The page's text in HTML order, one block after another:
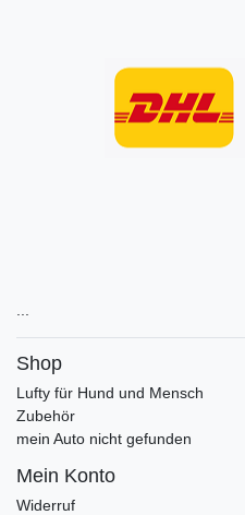
Shop
Lufty für Hund und Mensch
Zubehör
mein Auto nicht gefunden
Mein Konto
Widerruf